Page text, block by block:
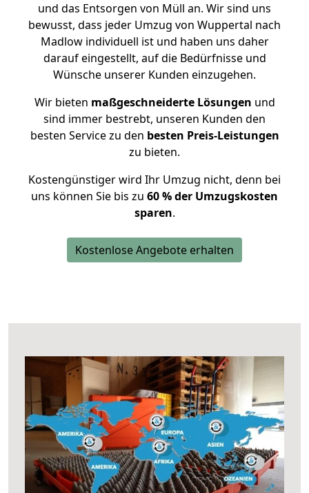
und das Entsorgen von Müll an. Wir sind uns
bewusst, dass jeder Umzug von Wuppertal nach
Madlow individuell ist und haben uns daher
darauf eingestellt, auf die Bedürfnisse und
Wünsche unserer Kunden einzugehen.
Wir bieten maßgeschneiderte Lösungen und
sind immer bestrebt, unseren Kunden den
besten Service zu den besten Preis-Leistungen
zu bieten.
Kostengünstiger wird Ihr Umzug nicht, denn bei
uns können Sie bis zu 60 % der Umzugskosten
sparen.
Kostenlose Angebote erhalten